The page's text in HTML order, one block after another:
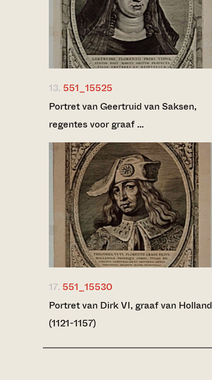
13. 551_15525
Portret van Geertruid van Saksen,
regentes voor graaf …
17. 551_15530
Portret van Dirk VI, graaf van Holland
(1121-1157)